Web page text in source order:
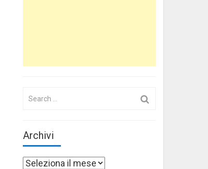
Archivi
Archivi